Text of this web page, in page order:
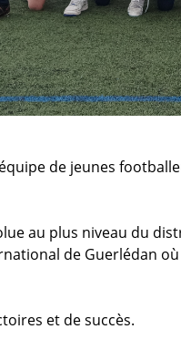
de jeunes
au plus niveau du
de Guerlédan
et de succès.